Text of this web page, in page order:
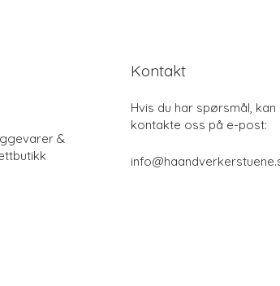
&
Kontakt
Hvis du har spørsmål, kan
kontakte oss på e-post: